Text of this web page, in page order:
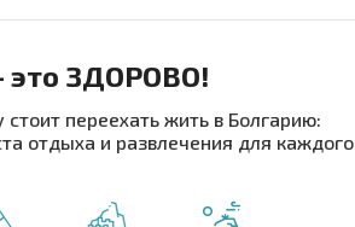
| Нажимая кнопку, вы разрешаете
это ЗДОРОВО!
переехать жить в Болгарию:
отдыха и развлечения для каждого